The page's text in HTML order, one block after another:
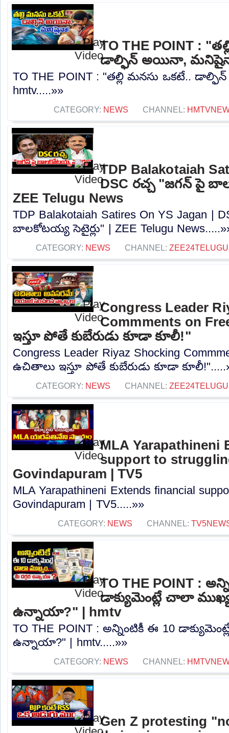
TO THE POINT :
డాల్ఫిన్ అయినా,
TO THE POINT : "తల్లి మనసు ఒకటే..
hmtv.....»»
CATEGORY: NEWS CHANNEL:
TDP Balakotaiah
DSC రచ్చ "జగన్ పై
ZEE Telugu News
TDP Balakotaiah Satires On YS Jagan |
బాలకోటయ్య సెటైర్లు" | ZEE Telugu
CATEGORY: NEWS CHANNEL:
Congress Leader
Commments on
ఇస్తూ పోతే కుబేరుడు కూడా కూలీ!"
Congress Leader Riyaz Shocking
ఉచితాలు ఇస్తూ పోతే కుబేరుడు కూడా
CATEGORY: NEWS CHANNEL:
MLA Yarapathineni
support to
Govindapuram | TV5
MLA Yarapathineni Extends financial
Govindapuram | TV5.....»»
CATEGORY: NEWS CHANNEL:
TO THE POINT :
డాక్యుమెంట్లే చాలా
ఉన్నాయా?" | hmtv
TO THE POINT : అన్నింటికీ ఈ 10
ఉన్నాయా?" | hmtv.....»»
CATEGORY: NEWS CHANNEL:
Gen Z protesting